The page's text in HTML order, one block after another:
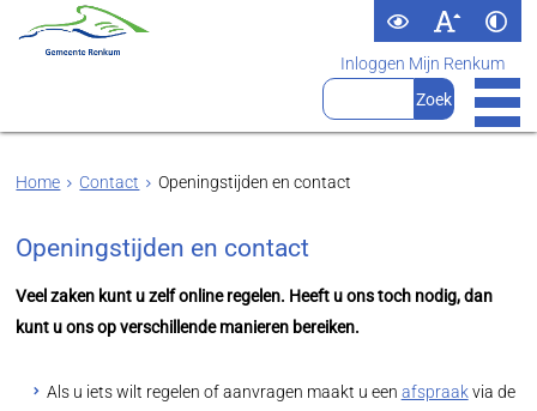
Inloggen Mijn Renkum
Home Contact Openingstijden en contact
Openingstijden en contact
Veel zaken kunt u zelf online regelen. Heeft u ons toch nodig, dan
kunt u ons op verschillende manieren bereiken.
Als u iets wilt regelen of aanvragen maakt u een afspraakvia de